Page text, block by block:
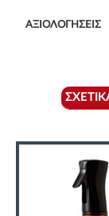
ΑΞΙΟΛΟΓΉΣΕΙΣ